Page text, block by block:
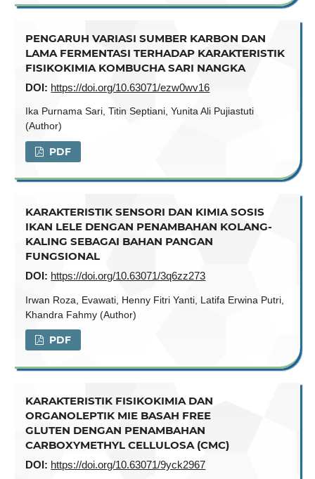
PENGARUH VARIASI SUMBER KARBON DAN
LAMA FERMENTASI TERHADAP KARAKTERISTIK
FISIKOKIMIA KOMBUCHA SARI NANGKA
DOI: https://doi.org/10.63071/ezw0wv16
Ika Purnama Sari, Titin Septiani, Yunita Ali Pujiastuti
(Author)
PDF
KARAKTERISTIK SENSORI DAN KIMIA SOSIS
IKAN LELE DENGAN PENAMBAHAN KOLANG-
KALING SEBAGAI BAHAN PANGAN
FUNGSIONAL
DOI: https://doi.org/10.63071/3q6zz273
Irwan Roza, Evawati, Henny Fitri Yanti, Latifa Erwina Putri,
Khandra Fahmy (Author)
PDF
KARAKTERISTIK FISIKOKIMIA DAN
ORGANOLEPTIK MIE BASAH FREE
GLUTEN DENGAN PENAMBAHAN
CARBOXYMETHYL CELLULOSA (CMC)
DOI: https://doi.org/10.63071/9yck2967